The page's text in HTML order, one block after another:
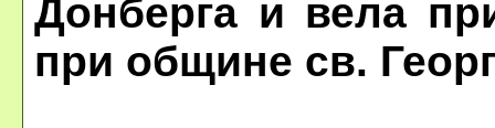
Донберга и вела
при общине св.